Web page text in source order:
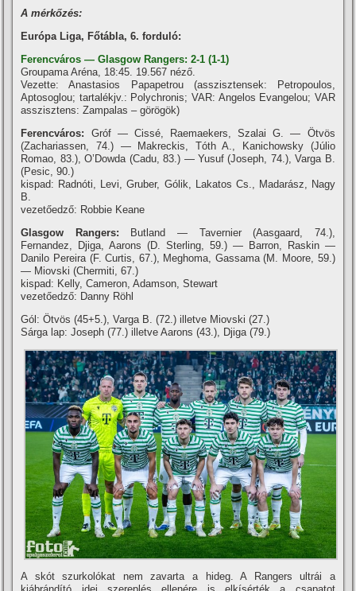
A mérkőzés:
Európa Liga, Főtábla, 6. forduló:
Ferencváros — Glasgow Rangers: 2-1 (1-1)
Groupama Aréna, 18:45. 19.567 néző.
Vezette: Anastasios Papapetrou (asszisztensek: Petropoulos,
Aptosoglou; tartalékjv.: Polychronis; VAR: Angelos Evangelou; VAR
asszisztens: Zampalas – görögök)
Ferencváros: Gróf — Cissé, Raemaekers, Szalai G. — Ötvös
(Zachariassen, 74.) — Makreckis, Tóth A., Kanichowsky (Júlio
Romao, 83.), O’Dowda (Cadu, 83.) — Yusuf (Joseph, 74.), Varga B.
(Pesic, 90.)
kispad: Radnóti, Levi, Gruber, Gólik, Lakatos Cs., Madarász, Nagy
B.
vezetőedző: Robbie Keane
Glasgow Rangers: Butland — Tavernier (Aasgaard, 74.),
Fernandez, Djiga, Aarons (D. Sterling, 59.) — Barron, Raskin —
Danilo Pereira (F. Curtis, 67.), Meghoma, Gassama (M. Moore, 59.)
— Miovski (Chermiti, 67.)
kispad: Kelly, Cameron, Adamson, Stewart
vezetőedző: Danny Röhl
Gól: Ötvös (45+5.), Varga B. (72.) illetve Miovski (27.)
Sárga lap: Joseph (77.) illetve Aarons (43.), Djiga (79.)
A skót szurkolókat nem zavarta a hideg. A Rangers ultrái a